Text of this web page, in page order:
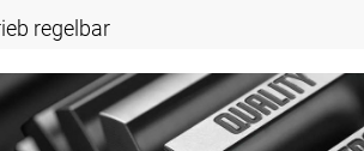
regelbar